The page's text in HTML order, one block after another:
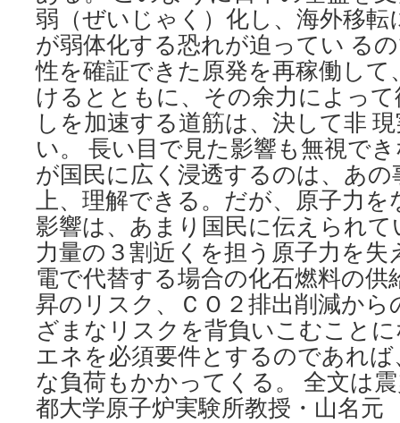
聞
弱（ぜいじゃく）化し、海外移転
が弱体化する恐れが迫ってい る
性を確証できた原発を再稼働し
けるとともに、その余力によっ
しを加速する道筋は、決して非
い。 長い目で見た影響も無視で
が国民に広く浸透するのは、あ
上、理解できる。だが、原子力
影響は、あまり国民に伝えられ
力量の３割近くを担う原子力を
電で代替する場合の化石燃料の供
昇のリスク、ＣＯ２排出削減から
ざまなリスクを背負いこむこと
エネを必須要件とするのであれ
な負荷もかかってくる。 全文は
都大学原子炉実験所教授・山名元